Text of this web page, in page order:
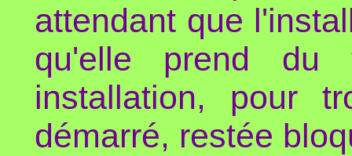
attendant que
qu'elle prend
installation, pour
démarré, restée